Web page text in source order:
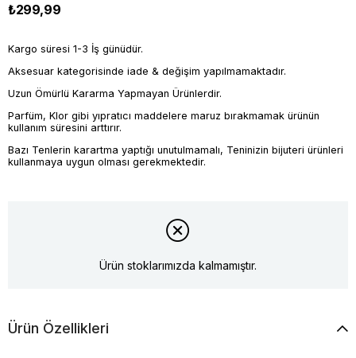
₺299,99
Kargo süresi 1-3 İş günüdür.
Aksesuar kategorisinde iade & değişim yapılmamaktadır.
Uzun Ömürlü Kararma Yapmayan Ürünlerdir.
Parfüm, Klor gibi yıpratıcı maddelere maruz bırakmamak ürünün
kullanım süresini arttırır.
Bazı Tenlerin karartma yaptığı unutulmamalı, Teninizin bijuteri ürünleri
kullanmaya uygun olması gerekmektedir.
Ürün stoklarımızda kalmamıştır.
Ürün Özellikleri